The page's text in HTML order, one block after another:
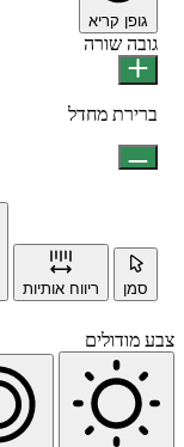
גופן קריא
גובה שורה
ברירת מחדל
סמן ריווח אותיות
צבע מודולים